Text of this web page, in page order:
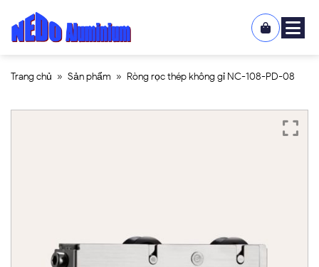
Trang chủ » Sản phẩm » Ròng rọc thép không gỉ NC-108-PD-08